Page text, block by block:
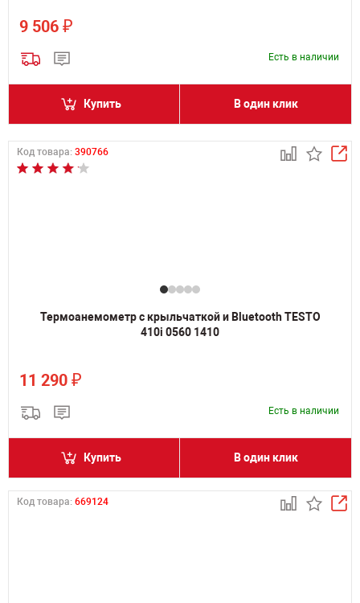
9 506 ₽
Есть в наличии
Купить В один клик
Код товара: 390766
Термоанемометр с крыльчаткой и Bluetooth TESTO
410i 0560 1410
11 290 ₽
Есть в наличии
Купить В один клик
Код товара: 669124